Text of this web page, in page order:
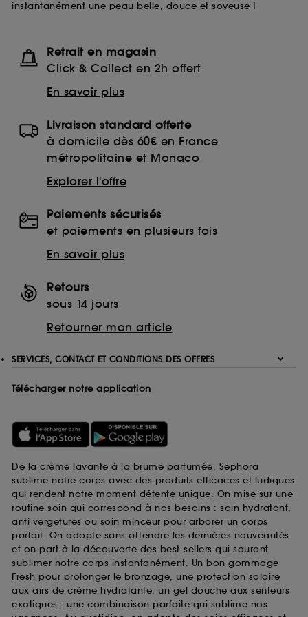
instantanément une peau belle, douce et soyeuse !
Retrait en magasin
Click & Collect en 2h offert
En savoir plus
Livraison standard offerte
à domicile dès 60€ en France
métropolitaine et Monaco
Explorer l'offre
Paiements sécurisés
et paiements en plusieurs fois
En savoir plus
Retours
sous 14 jours
Retourner mon article
SERVICES, CONTACT ET CONDITIONS DES OFFRES
Télécharger notre application
De la crème lavante à la brume parfumée, Sephora
sublime notre corps avec des produits efficaces et ludiques
qui rendent notre moment détente unique. On mise sur une
routine soin qui correspond à nos besoins : soin hydratant,
anti vergetures ou soin minceur pour arborer un corps
parfait. On adopte sans attendre les dernières nouveautés
et on part à la découverte des best-sellers qui sauront
sublimer notre corps instantanément. Un bon gommage
Fresh pour prolonger le bronzage, une protection solaire
aux airs de crème hydratante, un gel douche aux senteurs
exotiques : une combinaison parfaite qui sublime nos
lecture de ces traceurs requiert votre accord. Vous
choix" ci-dessous ou décider de "tout accepter".
Sephora pourra associer les informations de
navigation collectées par ces Cookies, pour les
collectées ou générées lors de votre activité en ligne
sur "continuer sans accepter". Voous pouvez à tout
moment choisir de retirer votrte consentement. Si vous
utilisés, cliquez ici.